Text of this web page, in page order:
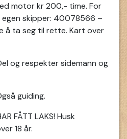
motor kr 200,- time. For
egen skipper: 40078566 –
å ta seg til rette. Kart over
og respekter sidemann og
guiding.
FÅTT LAKS! Husk
18 år.